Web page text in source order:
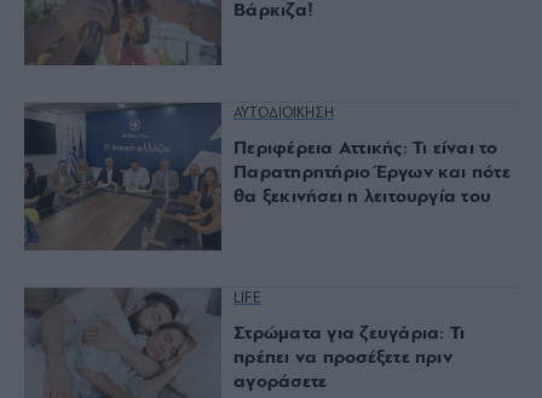
Βάρκιζα!
ΑΥΤΟΔΙΟΙΚΗΣΗ
Περιφέρεια Αττικής: Τι είναι το
Παρατηρητήριο Έργων και πότε
θα ξεκινήσει η λειτουργία του
LIFE
Στρώματα για ζευγάρια: Τι
πρέπει να προσέξετε πριν
αγοράσετε